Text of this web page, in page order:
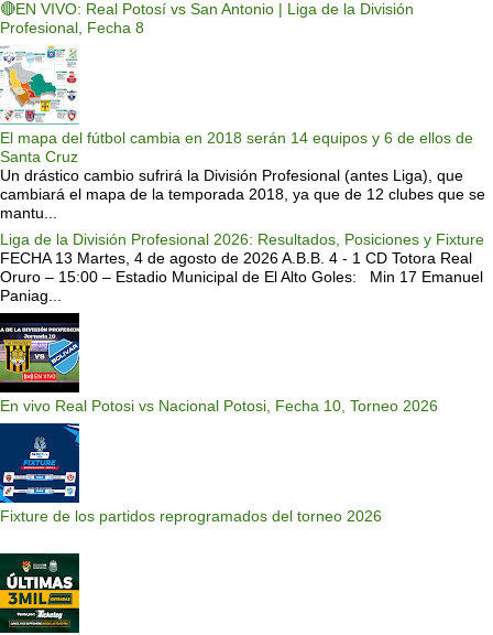
🔴EN VIVO: Real Potosí vs San Antonio | Liga de la División
Profesional, Fecha 8
El mapa del fútbol cambia en 2018 serán 14 equipos y 6 de ellos de
Santa Cruz
Un drástico cambio sufrirá la División Profesional (antes Liga), que
cambiará el mapa de la temporada 2018, ya que de 12 clubes que se
mantu...
Liga de la División Profesional 2026: Resultados, Posiciones y Fixture
FECHA 13 Martes, 4 de agosto de 2026 A.B.B. 4 - 1 CD Totora Real
Oruro – 15:00 – Estadio Municipal de El Alto Goles: Min 17 Emanuel
Paniag...
En vivo Real Potosi vs Nacional Potosi, Fecha 10, Torneo 2026
Fixture de los partidos reprogramados del torneo 2026